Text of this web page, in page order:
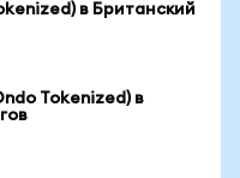
в Британский
Tokenized) в